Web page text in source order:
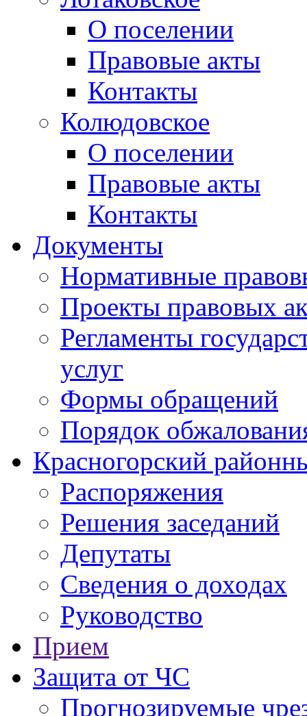
О поселении
Правовые акты
Контакты
Колюдовское
О поселении
Правовые акты
Контакты
Документы
Нормативные
Проекты правовых
Регламенты
услуг
Формы обращений
Порядок
Красногорский
Распоряжения
Решения заседаний
Депутаты
Сведения о доходах
Руководство
Прием
Защита от ЧС
Прогнозируемые